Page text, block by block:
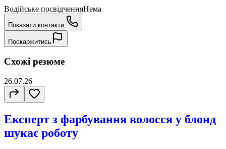
Водійське посвідченняНема
Показати контакти
Поскаржитись
Схожі резюме
26.07.26
Експерт з фарбування волосся у блонд
шукає роботу